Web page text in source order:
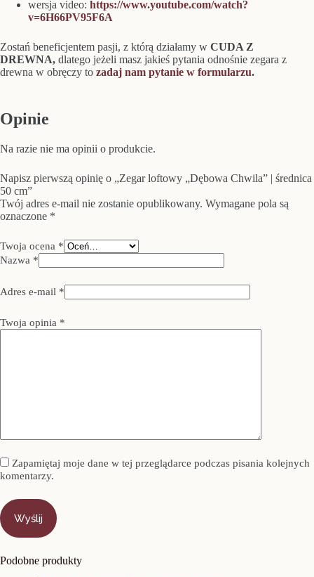
wersja video: https://www.youtube.com/watch?
v=6H66PV95F6A
Zostań beneficjentem pasji, z którą działamy w CUDA Z
DREWNA, dlatego jeżeli masz jakieś pytania odnośnie zegara z
drewna w obręczy to zadaj nam pytanie w formularzu.
Opinie
Na razie nie ma opinii o produkcie.
Napisz pierwszą opinię o „Zegar loftowy „Dębowa Chwila” | średnica
50 cm”
Twój adres e-mail nie zostanie opublikowany. Wymagane pola są
oznaczone *
Twoja ocena *
Nazwa *
Adres e-mail *
Twoja opinia *
Zapamiętaj moje dane w tej przeglądarce podczas pisania kolejnych
komentarzy.
Wyślij
Podobne produkty